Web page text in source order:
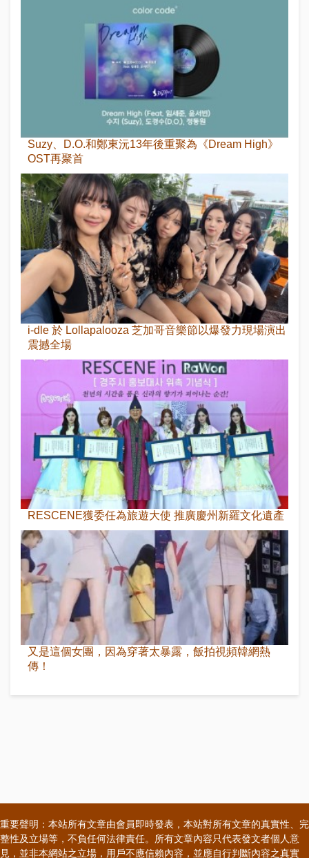
Suzy、D.O.和鄭東沅13年後重聚為《Dream High》
OST再聚首
i-dle 於 Lollapalooza 芝加哥音樂節以爆發力現場演出
震撼全場
RESCENE獲委任為旅遊大使 推廣慶州新羅文化遺產
又是這個女團，因為穿著太暴露，飯拍視頻韓網熱
傳！
重要聲明：本站所有文章由會員即時發表，本站對所有文章的真實性、完
整性及立場等，不負任何法律責任。所有文章內容只代表發文者個人意
見，並非本網站之立場，用戶不應信賴內容，並應自行判斷內容之真實